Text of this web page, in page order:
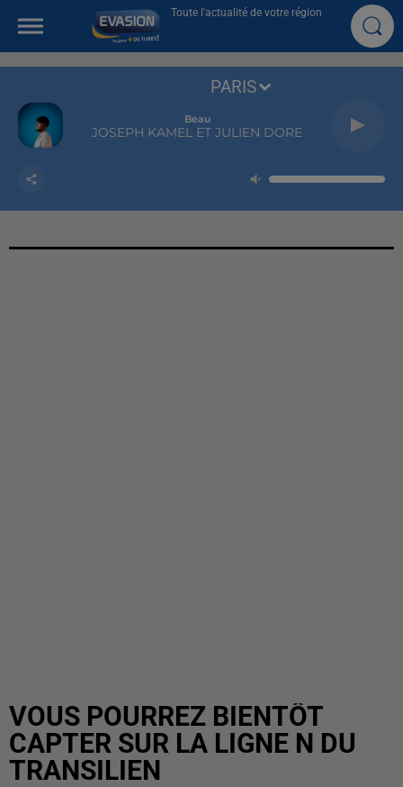
Toute l'actualité de votre région
Beau
JOSEPH KAMEL ET JULIEN DORE
PARIS
VOUS POURREZ BIENTÔT
CAPTER SUR LA LIGNE N DU
TRANSILIEN